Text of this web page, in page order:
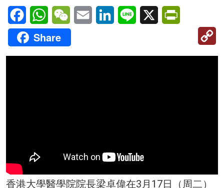
FacebookWhatsAppWeChatEmail LinkedInLine X
Share
香港大學醫學院院長梁卓偉在3月17日（周二）